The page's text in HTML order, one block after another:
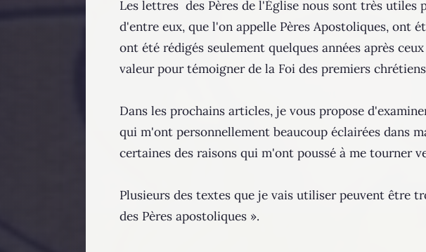
Les lettres des Pères de l'Église nous sont très
d'entre eux, que l'on appelle Pères Apostoliques, ont
ont été rédigés seulement quelques années après
valeur pour témoigner de la Foi des premiers
Dans les prochains articles, je vous propose
qui m'ont personnellement beaucoup éclairées dans
certaines des raisons qui m'ont poussé à me tourner
Plusieurs des textes que je vais utiliser peuvent être
des Pères apostoliques ».